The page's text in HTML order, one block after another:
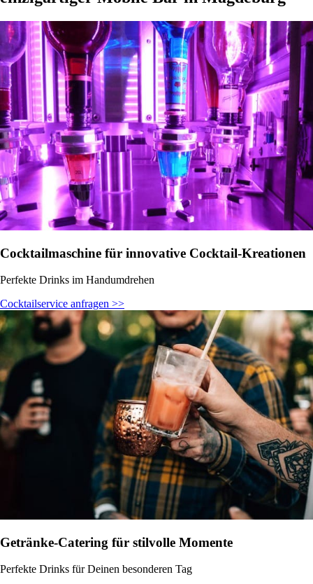
Cocktailmaschine für innovative Cocktail-Kreationen
Perfekte Drinks im Handumdrehen
Cocktailservice anfragen >>
Getränke-Catering für stilvolle Momente
Perfekte Drinks für Deinen besonderen Tag